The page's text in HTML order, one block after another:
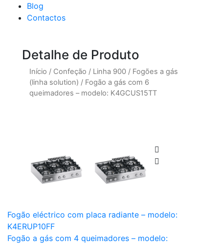
Blog
Contactos
Detalhe de Produto
Início / Confeção / Linha 900 / Fogões a gás
(linha solution) / Fogão a gás com 6
queimadores – modelo: K4GCUS15TT
Fogão eléctrico com placa radiante – modelo:
K4ERUP10FF
Fogão a gás com 4 queimadores – modelo: